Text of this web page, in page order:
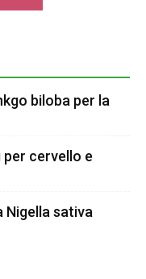
biloba per la
cervello e
sativa